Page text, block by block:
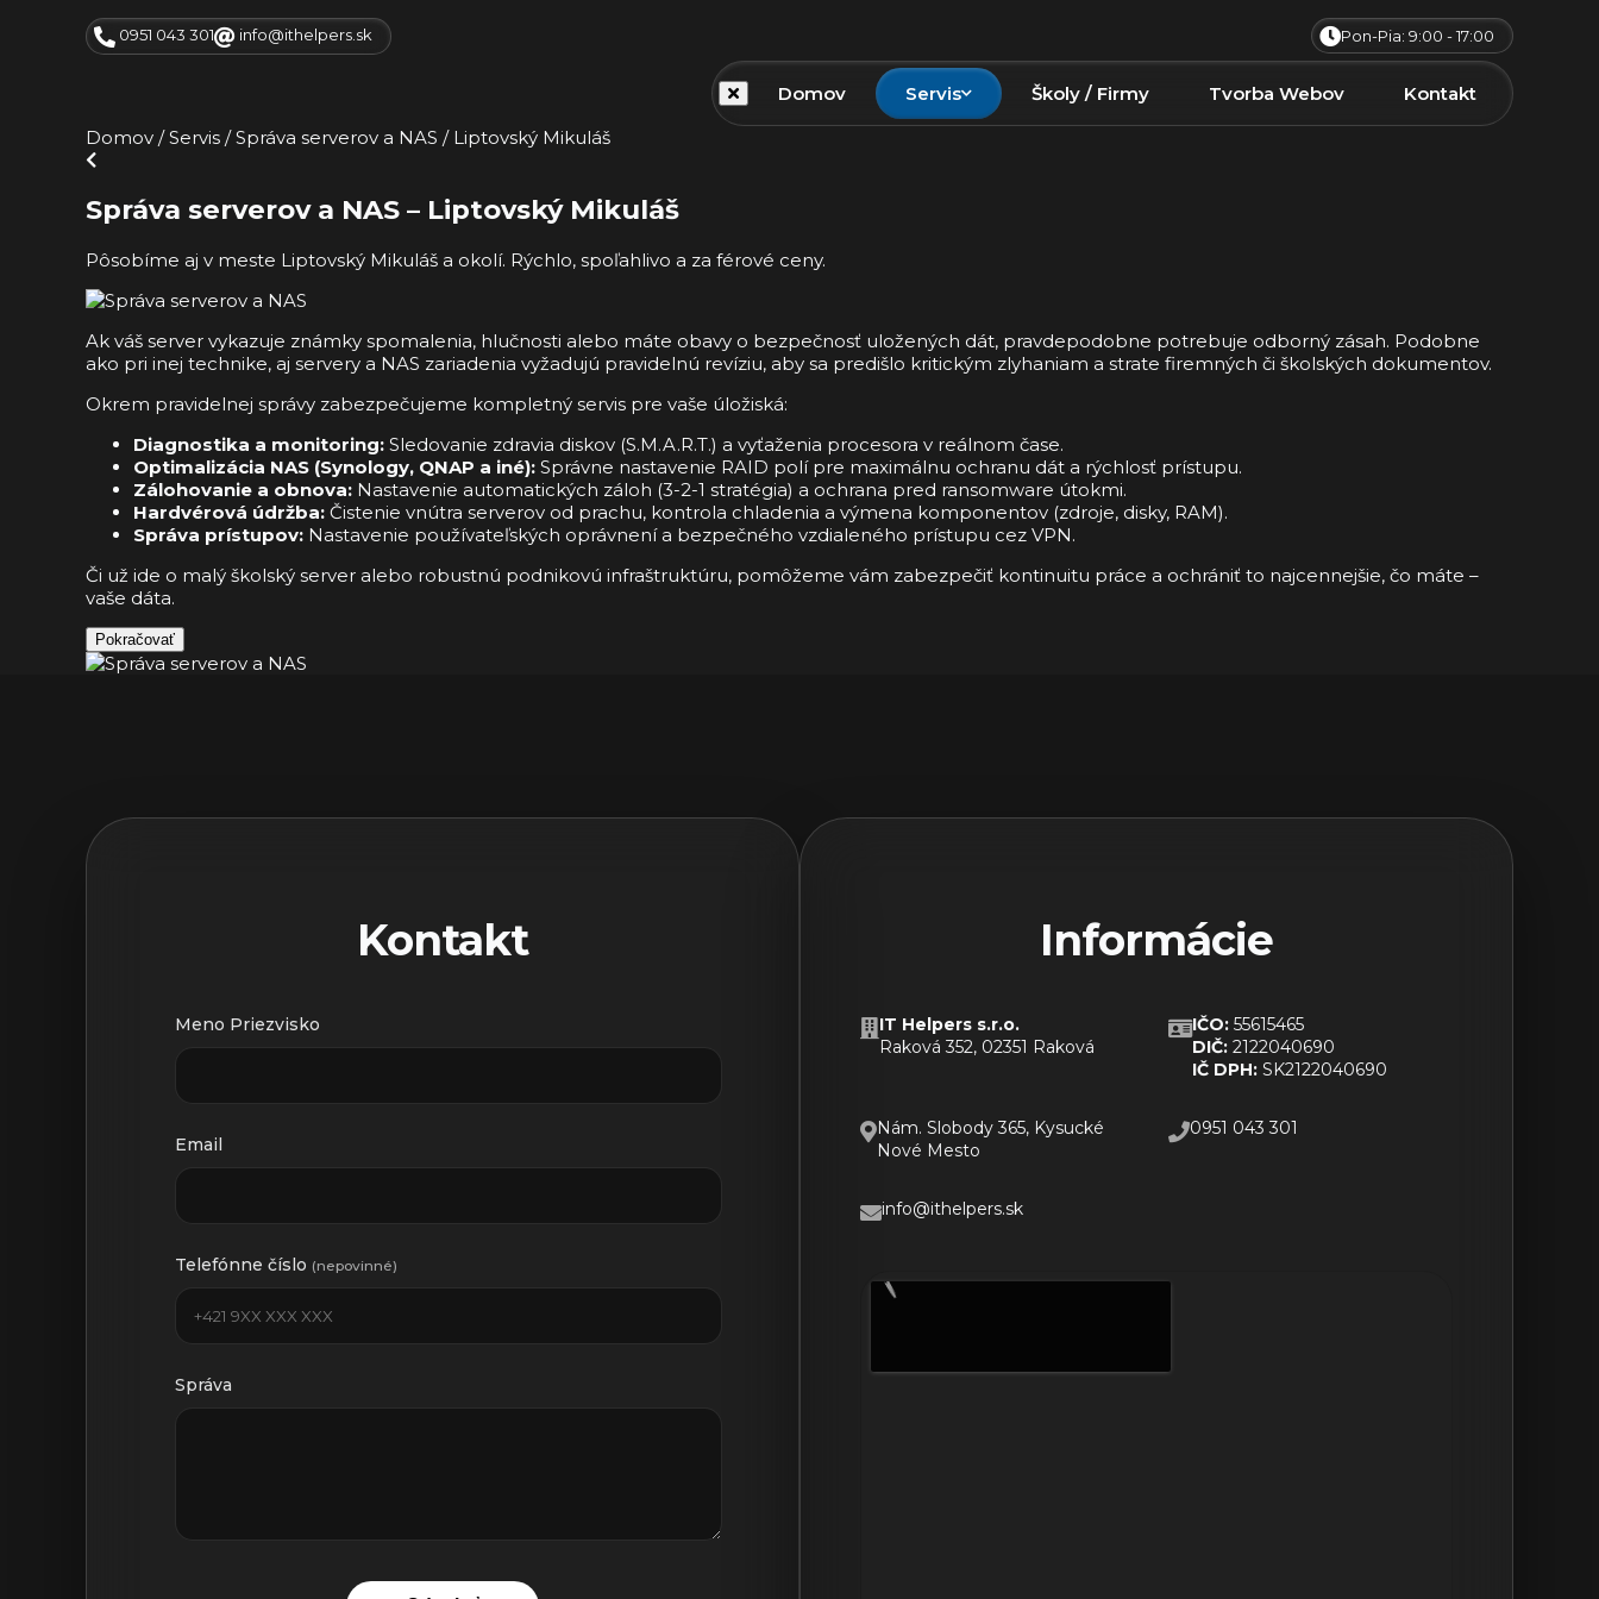
0951 043 301 info@ithelpers.sk Pon-Pia: 9:00 - 17:00
Domov Servis Školy / Firmy Tvorba Webov
Kontakt
Domov / Servis / Správa serverov a NAS / Liptovský Mikuláš
Správa serverov a NAS – Liptovský Mikuláš
Pôsobíme aj v meste Liptovský Mikuláš a okolí. Rýchlo, spoľahlivo a za férové ceny.
Ak váš server vykazuje známky spomalenia, hlučnosti alebo máte obavy o bezpečnosť uložených dát, pravdepodobne potrebuje odborný zásah. Podobne
ako pri inej technike, aj servery a NAS zariadenia vyžadujú pravidelnú revíziu, aby sa predišlo kritickým zlyhaniam a strate firemných či školských dokumentov.
Okrem pravidelnej správy zabezpečujeme kompletný servis pre vaše úložiská:
Diagnostika a monitoring: Sledovanie zdravia diskov (S.M.A.R.T.) a vyťaženia procesora v reálnom čase.
Optimalizácia NAS (Synology, QNAP a iné): Správne nastavenie RAID polí pre maximálnu ochranu dát a rýchlosť prístupu.
Zálohovanie a obnova: Nastavenie automatických záloh (3-2-1 stratégia) a ochrana pred ransomware útokmi.
Hardvérová údržba: Čistenie vnútra serverov od prachu, kontrola chladenia a výmena komponentov (zdroje, disky, RAM).
Správa prístupov: Nastavenie používateľských oprávnení a bezpečného vzdialeného prístupu cez VPN.
Či už ide o malý školský server alebo robustnú podnikovú infraštruktúru, pomôžeme vám zabezpečiť kontinuitu práce a ochrániť to najcennejšie, čo máte –
vaše dáta.
Pokračovať
Kontakt
Meno Priezvisko
Email
Telefónne číslo (nepovinné)
Správa
Informácie
IT Helpers s.r.o.
Raková 352, 02351 Raková
IČO: 55615465
DIČ: 2122040690
IČ DPH: SK2122040690
Nám. Slobody 365, Kysucké
Nové Mesto
0951 043 301
info@ithelpers.sk